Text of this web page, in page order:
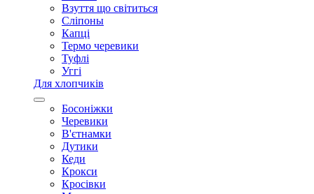
Взуття що світиться
Сліпоны
Капці
Термо черевики
Туфлі
Уггі
Для хлопчиків
Босоніжки
Черевики
В'єтнамки
Дутики
Кеди
Крокси
Кросівки